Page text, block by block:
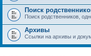
Поиск
Поиск родственников,
Архивы
Ссылки на архивы и